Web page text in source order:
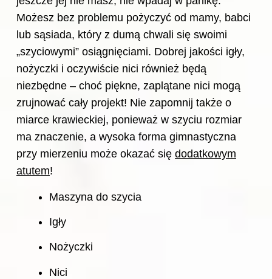
Możesz bez problemu pożyczyć od mamy, babci
lub sąsiada, który z dumą chwali się swoimi
„szyciowymi” osiągnięciami. Dobrej jakości igły,
nożyczki i oczywiście nici również będą
niezbędne – choć piękne, zaplątane nici mogą
zrujnować cały projekt! Nie zapomnij także o
miarce krawieckiej, ponieważ w szyciu rozmiar
ma znaczenie, a wysoka forma gimnastyczna
przy mierzeniu może okazać się dodatkowym
atutem!
Maszyna do szycia
Igły
Nożyczki
Nici